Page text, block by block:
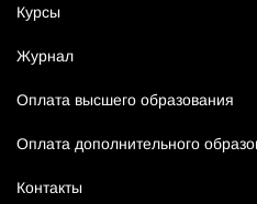
Курсы
Журнал
Оплата высшего образования
Оплата дополнительного
Контакты